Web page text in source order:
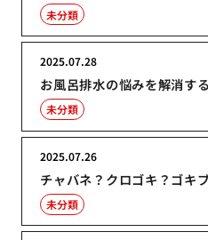
未分類
お風呂排水の悩みを解消す
2025.07.28
未分類
チャバネ？クロゴキ？ゴキ
2025.07.26
未分類